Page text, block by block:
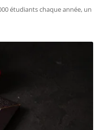
étudiants chaque année, un